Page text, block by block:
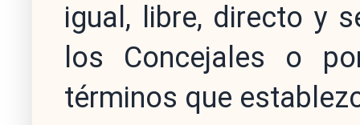
igual, libre, directo y
los Concejales o
términos que